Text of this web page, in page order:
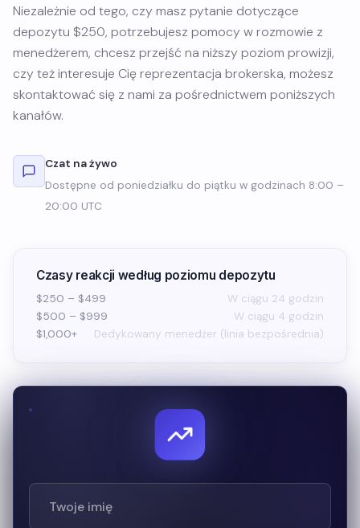
Niezależnie od tego, czy masz pytanie dotyczące
depozytu $250, potrzebujesz pomocy w rozmowie z
menedżerem, chcesz przejść na niższy poziom prowizji,
czy też interesuje Cię reprezentacja brokerska, możesz
skontaktować się z nami za pośrednictwem poniższych
kanałów.
Czat na żywo
Dostępne od poniedziałku do piątku w godzinach 8:00 –
20:00 UTC
Czasy reakcji według poziomu depozytu
$250 – $499
W ciągu 24 godzin
$500 – $999
W ciągu 4 godzin
$1,000+
Dedykowany menedżer (linia bezpośrednia)